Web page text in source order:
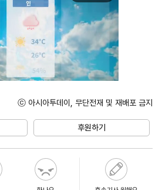
ⓒ 아시아투데이, 무단전재 및 재배포 금지
후원하기